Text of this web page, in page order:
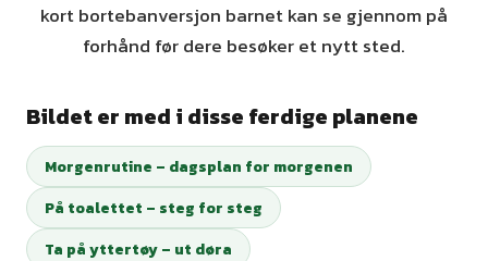
kort bortebanversjon barnet kan se gjennom på
forhånd før dere besøker et nytt sted.
Bildet er med i disse ferdige planene
Morgenrutine – dagsplan for morgenen
På toalettet – steg for steg
Ta på yttertøy – ut døra